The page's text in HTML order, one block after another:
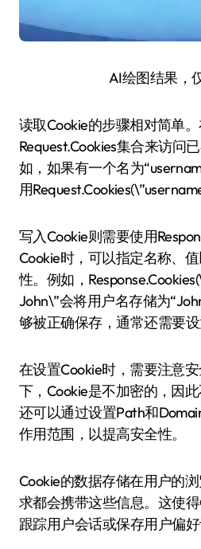
AI绘图结果，
读取Cookie的步骤相对简单
Request.Cookies集合来访问
如，如果有一个名为
用
写入Cookie则需要使用
Cookie时，可以指定名称、
性。例如，
John\”会将用户名存储为
够被正确保存，通常还需要设
在设置Cookie时，需要注意
下，Cookie是不加密的，因
还可以通过设置Path和
作用范围，以提高安全性。
Cookie的数据存储在用户的
求都会携带这些信息。这使
跟踪用户会话或保存用户偏好